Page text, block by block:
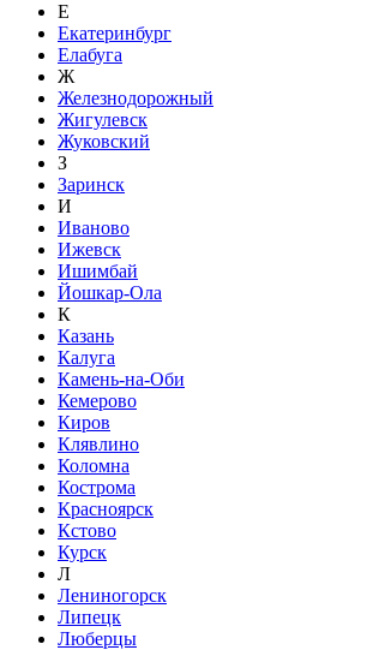
Е
Екатеринбург
Елабуга
Ж
Железнодорожный
Жигулевск
Жуковский
З
Заринск
И
Иваново
Ижевск
Ишимбай
Йошкар-Ола
К
Казань
Калуга
Камень-на-Оби
Кемерово
Киров
Клявлино
Коломна
Кострома
Красноярск
Кстово
Курск
Л
Лениногорск
Липецк
Люберцы